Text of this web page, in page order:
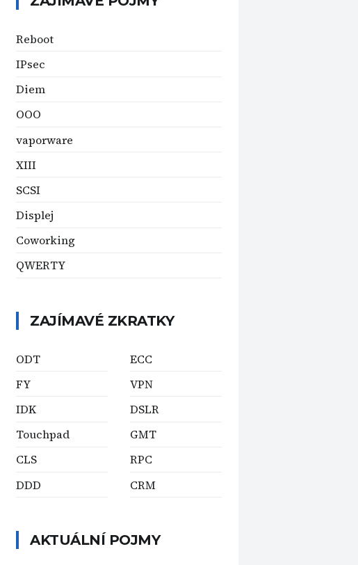
Reboot
IPsec
Diem
OOO
vaporware
XIII
SCSI
Displej
Coworking
QWERTY
ZAJÍMAVÉ ZKRATKY
ODT
FY
IDK
Touchpad
CLS
DDD
ECC
VPN
DSLR
GMT
RPC
CRM
AKTUÁLNÍ POJMY